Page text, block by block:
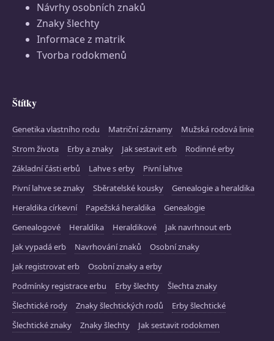
Návrhy osobních znaků
Znaky šlechty
Informace z matrik
Tvorba rodokmenů
Štítky
Genetika vlastního rodu Matriční záznamy
Mužská rodová linie
Strom života
Erby a znaky Jak sestavit erb
Rodinné erby
Základní části erbů
Lahve s erby
Pivní lahve
Pivní lahve se znaky
Sběratelské kousky
Genealogie a heraldika
Heraldika církevní
Papežská heraldika
Genealogie
Genealogové
Heraldika Heraldikové
Jak navrhnout erb
Jak vypadá erb
Navrhování znaků
Osobní znaky
Jak registrovat erb
Osobní znaky a erby
Podmínky registrace erbu
Erby šlechty
Šlechta znaky
Šlechtické rody
Znaky šlechtických rodů
Erby šlechtické
Šlechtické znaky
Znaky šlechty
Jak sestavit rodokmen